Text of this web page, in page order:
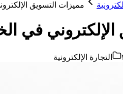
مميزات التسويق
في
التجارة الإلكترونية